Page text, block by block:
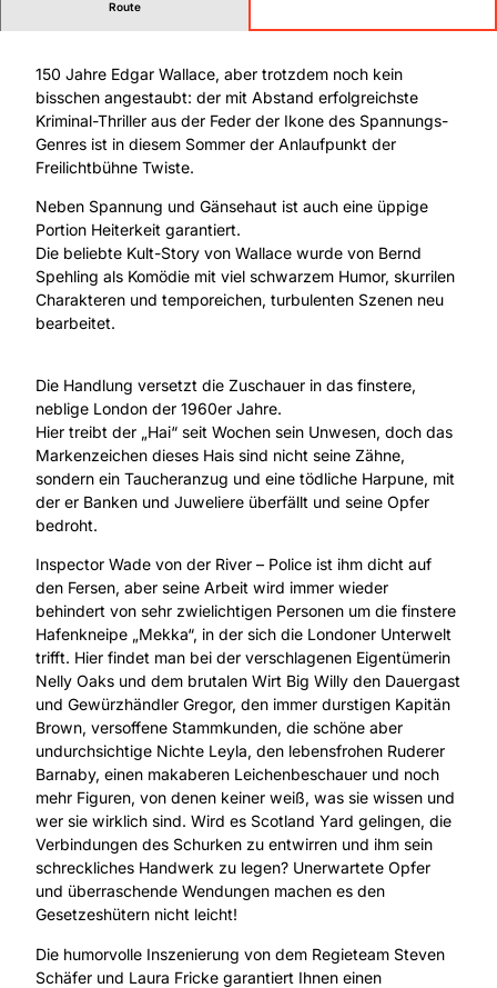
Route
150 Jahre Edgar Wallace, aber trotzdem noch kein
bisschen angestaubt: der mit Abstand erfolgreichste
Kriminal-Thriller aus der Feder der Ikone des Spannungs-
Genres ist in diesem Sommer der Anlaufpunkt der
Freilichtbühne Twiste.
Neben Spannung und Gänsehaut ist auch eine üppige
Portion Heiterkeit garantiert.
Die beliebte Kult-Story von Wallace wurde von Bernd
Spehling als Komödie mit viel schwarzem Humor, skurrilen
Charakteren und temporeichen, turbulenten Szenen neu
bearbeitet.
Die Handlung versetzt die Zuschauer in das finstere,
neblige London der 1960er Jahre.
Hier treibt der „Hai“ seit Wochen sein Unwesen, doch das
Markenzeichen dieses Hais sind nicht seine Zähne,
sondern ein Taucheranzug und eine tödliche Harpune, mit
der er Banken und Juweliere überfällt und seine Opfer
bedroht.
Inspector Wade von der River – Police ist ihm dicht auf
den Fersen, aber seine Arbeit wird immer wieder
behindert von sehr zwielichtigen Personen um die finstere
Hafenkneipe „Mekka“, in der sich die Londoner Unterwelt
trifft. Hier findet man bei der verschlagenen Eigentümerin
Nelly Oaks und dem brutalen Wirt Big Willy den Dauergast
und Gewürzhändler Gregor, den immer durstigen Kapitän
Brown, versoffene Stammkunden, die schöne aber
undurchsichtige Nichte Leyla, den lebensfrohen Ruderer
Barnaby, einen makaberen Leichenbeschauer und noch
mehr Figuren, von denen keiner weiß, was sie wissen und
wer sie wirklich sind. Wird es Scotland Yard gelingen, die
Verbindungen des Schurken zu entwirren und ihm sein
schreckliches Handwerk zu legen? Unerwartete Opfer
und überraschende Wendungen machen es den
Gesetzeshütern nicht leicht!
Die humorvolle Inszenierung von dem Regieteam Steven
Schäfer und Laura Fricke garantiert Ihnen einen